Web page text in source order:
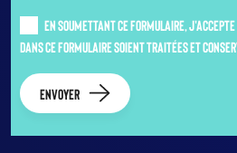
En soumettant ce formulaire,
dans ce formulaire soient traitées et
Envoyer